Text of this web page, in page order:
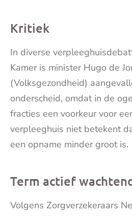
Kritiek
In diverse
Kamer is minister Hugo de
(Volksgezondheid)
onderscheid, omdat in de
fracties een voorkeur voor
verpleeghuis niet betekent
een opname minder groot is.
Term actief
Volgens Zorgverzekeraars